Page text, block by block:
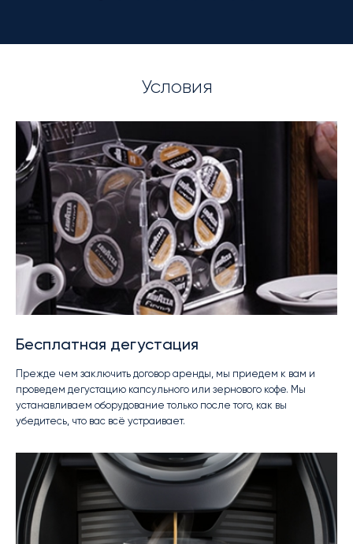
Условия
Бесплатная дегустация
Прежде чем заключить договор аренды, мы приедем к вам и
проведем дегустацию капсульного или зернового кофе. Мы
устанавливаем оборудование только после того, как вы
убедитесь, что вас всё устраивает.